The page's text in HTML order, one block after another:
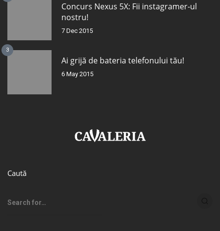
Concurs Nexus 5X: Fii instagramer-ul
nostru!
7 Dec 2015
3
Ai grijă de bateria telefonului tău!
6 May 2015
Caută